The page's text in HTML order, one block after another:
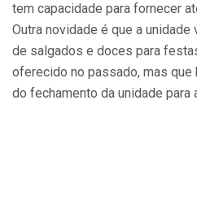
tem capacidade para fornecer
Outra novidade é que a
de salgados e doces para
oferecido no passado, mas
do fechamento da unidade para